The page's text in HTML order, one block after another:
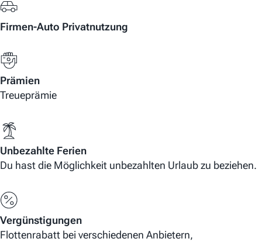
Firmen-Auto Privatnutzung
Prämien
Treueprämie
Unbezahlte Ferien
Du hast die Möglichkeit unbezahlten Urlaub zu beziehen.
Vergünstigungen
Flottenrabatt bei verschiedenen Anbietern,